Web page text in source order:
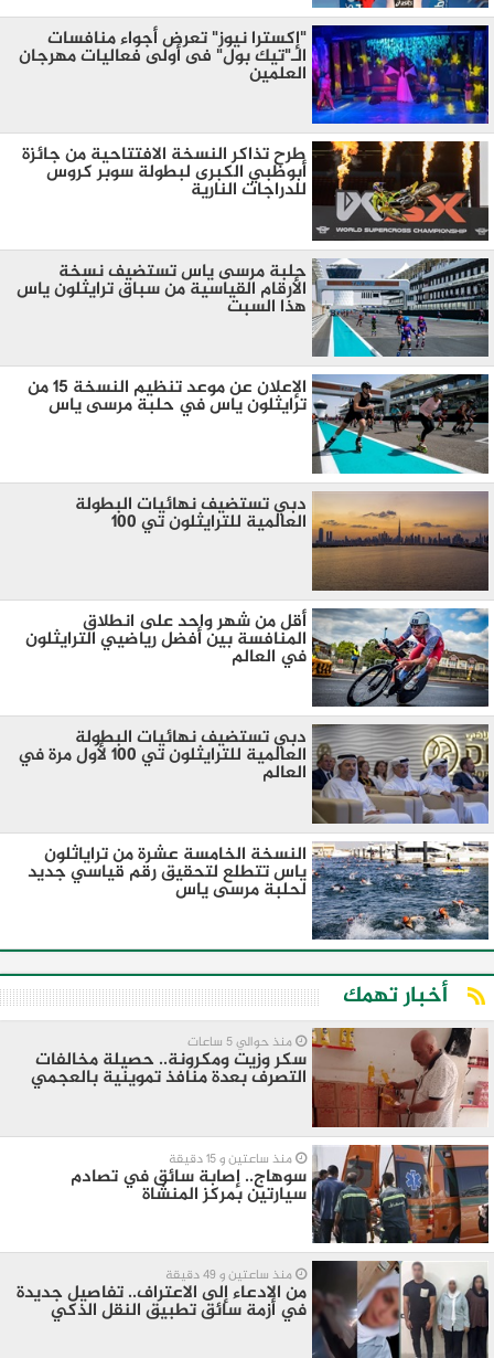
"إكسترا نيوز" تعرض أجواء منافسات
الـ"تيك بول" فى أولى فعاليات مهرجان
العلمين
طرح تذاكر النسخة الافتتاحية من جائزة
أبوظبي الكبرى لبطولة سوبر كروس
للدراجات النارية
حلبة مرسى ياس تستضيف نسخة
الأرقام القياسية من سباق ترايثلون ياس
هذا السبت
الإعلان عن موعد تنظيم النسخة 15 من
ترايثلون ياس في حلبة مرسى ياس
دبي تستضيف نهائيات البطولة
العالمية للترايثلون تي 100
أقل من شهر واحد على انطلاق
المنافسة بين أفضل رياضيي الترايثلون
في العالم
دبي تستضيف نهائيات البطولة
العالمية للترايثلون تي 100 لأول مرة في
العالم
النسخة الخامسة عشرة من تراياثلون
ياس تتطلع لتحقيق رقم قياسي جديد
لحلبة مرسى ياس
أخبار تهمك
منذ حوالي 5 ساعات
سكر وزيت ومكرونة.. حصيلة مخالفات
التصرف بعدة منافذ تموينية بالعجمي
منذ ساعتين و 15 دقيقة
سوهاج.. إصابة سائق في تصادم
سيارتين بمركز المنشاة
منذ ساعتين و 49 دقيقة
من الادعاء إلى الاعتراف.. تفاصيل جديدة
في أزمة سائق تطبيق النقل الذكي